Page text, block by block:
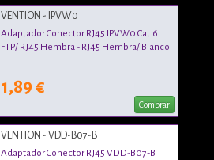
VENTION - IPVW0
Adaptador Conector RJ45 IPVW0 Cat.6
FTP/ RJ45 Hembra - RJ45 Hembra/ Blanco
1,89 €
Comprar
VENTION - VDD-B07-B
Adaptador Conector RJ45 VDD-B07-B